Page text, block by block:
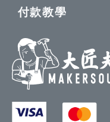
付款教學